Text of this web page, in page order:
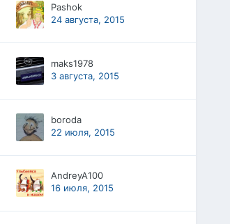
Pashok
24 августа, 2015
maks1978
3 августа, 2015
boroda
22 июля, 2015
AndreyA100
16 июля, 2015